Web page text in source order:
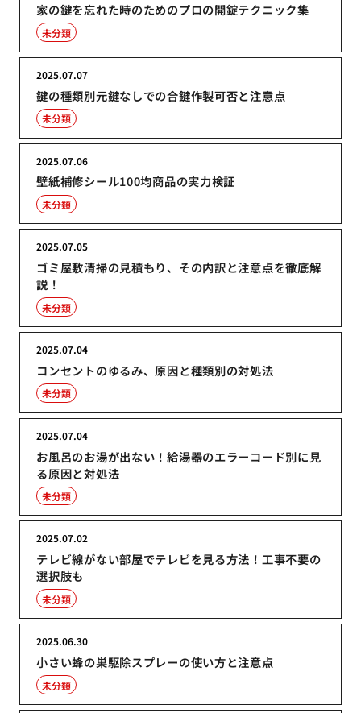
家の鍵を忘れた時のためのプロの開錠テクニック集
未分類
鍵の種類別元鍵なしでの合鍵作製可否と注意点
2025.07.07
未分類
壁紙補修シール100均商品の実力検証
2025.07.06
未分類
ゴミ屋敷清掃の見積もり、その内訳と注意点を徹底解
説！
2025.07.05
未分類
コンセントのゆるみ、原因と種類別の対処法
2025.07.04
未分類
お風呂のお湯が出ない！給湯器のエラーコード別に見
る原因と対処法
2025.07.04
未分類
テレビ線がない部屋でテレビを見る方法！工事不要の
選択肢も
2025.07.02
未分類
小さい蜂の巣駆除スプレーの使い方と注意点
2025.06.30
未分類